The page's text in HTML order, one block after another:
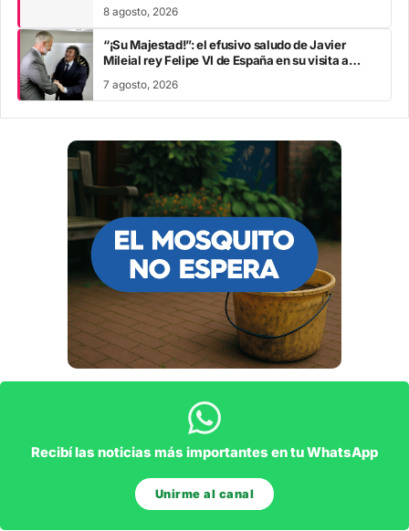
8 agosto, 2026
“¡Su Majestad!”: el efusivo saludo de Javier
Mileial rey Felipe VI de España en su visita a
7 agosto, 2026
Recibí las noticias más importantes en tu WhatsApp
Unirme al canal